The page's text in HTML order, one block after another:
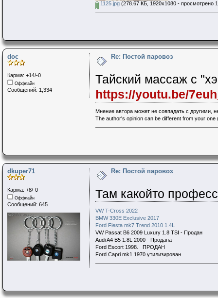
1125.jpg(278.67 КБ, 1920x1080 - просмотрено
doc
Карма: +14/-0
Оффлайн
Сообщений: 1,334
Re: Постой паровоз
Тайский массаж с
https://youtu.be/
Мнение автора может не совпадать с другими,
The author's opinion can be different from your
dkuper71
Карма: +8/-0
Оффлайн
Сообщений: 645
Re: Постой паровоз
Там какойто
VW T-Cross 2022
BMW 330E Exclusive 2017
Ford Fiesta mk7 Trend 2010 1.4L
VW Passat B6 2009 Luxury 1.8 TSI - Продан
Audi A4 B5 1.8L 2000 - Продана
Ford Escort 1998. ПРОДАН
Ford Capri mk1 1970 утилизирован